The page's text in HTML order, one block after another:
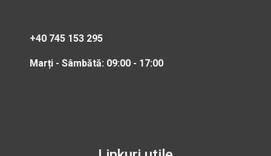
+40 745 153 295
Marți - Sâmbătă: 09:00 - 17:00